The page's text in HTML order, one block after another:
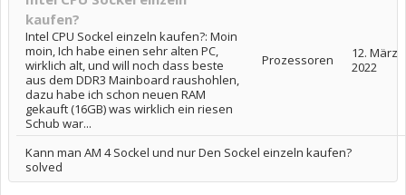
kaufen?
Intel CPU Sockel einzeln kaufen?: Moin
moin, Ich habe einen sehr alten PC,
wirklich alt, und will noch dass beste
aus dem DDR3 Mainboard raushohlen,
dazu habe ich schon neuen RAM
gekauft (16GB) was wirklich ein riesen
Schub war...
Prozessoren
12. März
2022
Kann man AM 4 Sockel und nur Den Sockel einzeln kaufen?
solved